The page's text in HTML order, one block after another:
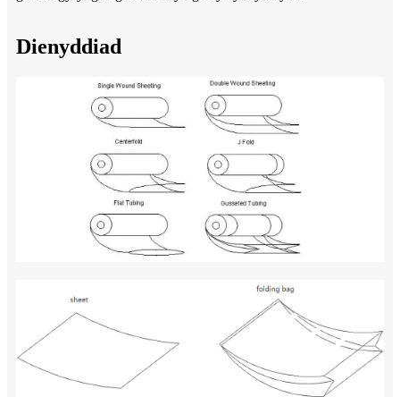
Dienyddiad